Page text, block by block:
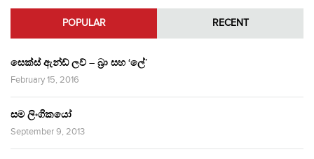
POPULAR RECENT
සෙක්ස් ඇන්ඩ් ලව් – බ්‍රා සහ ‘ලේ’
February 15, 2016
සම ලිංගිකයෝ
September 9, 2013